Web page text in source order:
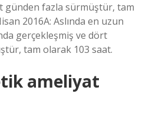
günden fazla sürmüştür, tam
2016A: Aslında en uzun
gerçekleşmiş ve dört
tam olarak 103 saat.
ameliyat